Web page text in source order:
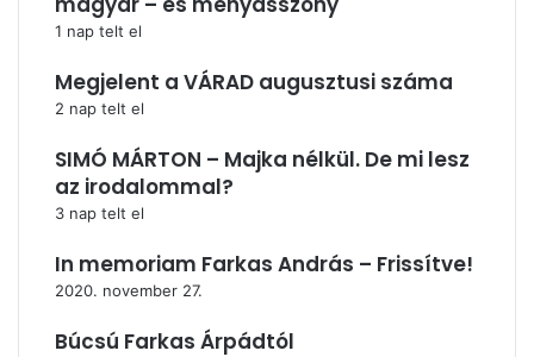
1 nap telt el
Megjelent a VÁRAD augusztusi száma
2 nap telt el
SIMÓ MÁRTON – Majka nélkül. De mi lesz
az irodalommal?
3 nap telt el
In memoriam Farkas András – Frissítve!
2020. november 27.
Búcsú Farkas Árpádtól